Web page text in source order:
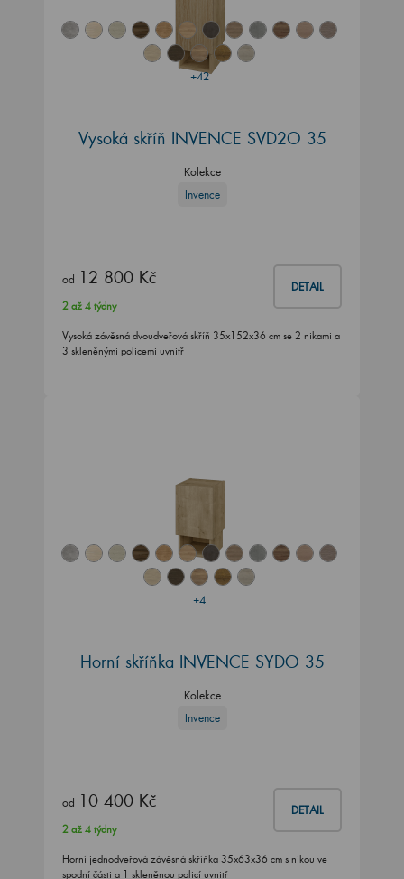
+42
Vysoká skříň INVENCE SVD2O 35
Kolekce
Invence
od 12 800 Kč DETAIL
2 až 4 týdny
Vysoká závěsná dvoudveřová skříň 35x152x36 cm se 2 nikami a
3 skleněnými policemi uvnitř
+4
Horní skříňka INVENCE SYDO 35
Kolekce
Invence
od 10 400 Kč DETAIL
2 až 4 týdny
Horní jednodveřová závěsná skříňka 35x63x36 cm s nikou ve
spodní části a 1 skleněnou policí uvnitř